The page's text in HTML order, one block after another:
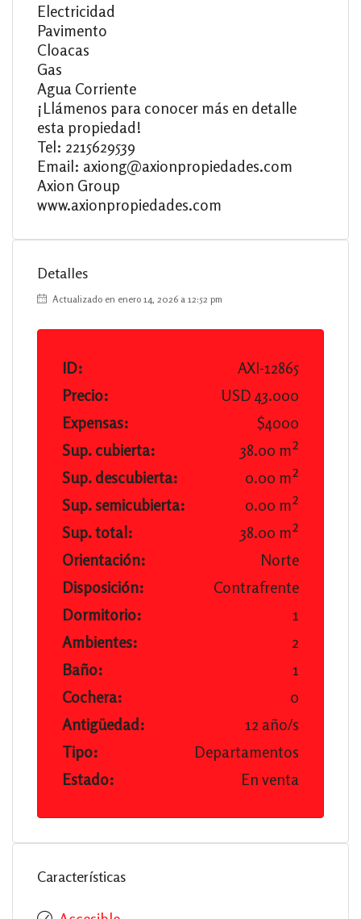
Electricidad
Pavimento
Cloacas
Gas
Agua Corriente
¡Llámenos para conocer más en detalle
esta propiedad!
Tel: 2215629539
Email: axiong@axionpropiedades.com
Axion Group
www.axionpropiedades.com
Detalles
Actualizado en enero 14, 2026 a 12:52 pm
ID:
AXI-12865
Precio:
USD 43.000
Expensas:
$4000
Sup. cubierta:
38.00 m²
Sup. descubierta:
0.00 m²
Sup. semicubierta:
0.00 m²
Sup. total:
38.00 m²
Orientación:
Norte
Disposición:
Contrafrente
Dormitorio:
1
Ambientes:
2
Baño:
1
Cochera:
0
Antigüedad:
12 año/s
Tipo:
Departamentos
Estado:
En venta
Características